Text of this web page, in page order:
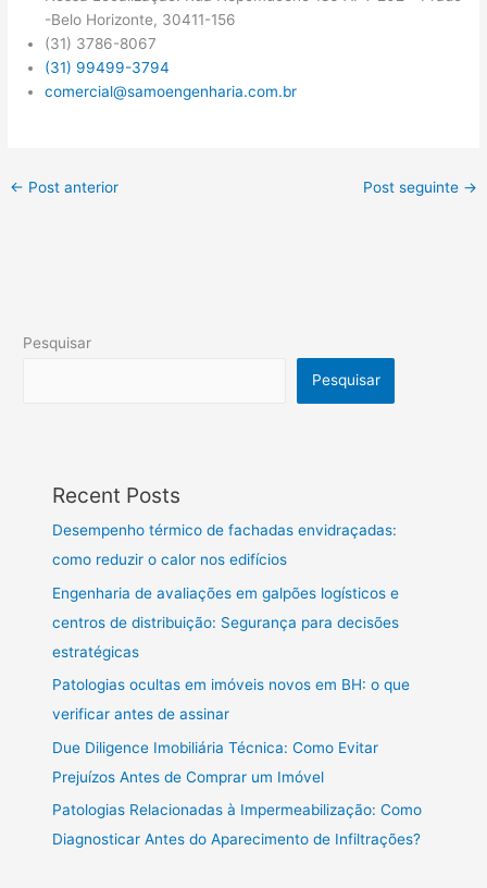
-Belo Horizonte, 30411-156
(31) 3786-8067
(31) 99499-3794
comercial@samoengenharia.com.br
← Post anterior Post seguinte →
Pesquisar
Pesquisar
Recent Posts
Desempenho térmico de fachadas envidraçadas:
como reduzir o calor nos edifícios
Engenharia de avaliações em galpões logísticos e
centros de distribuição: Segurança para decisões
estratégicas
Patologias ocultas em imóveis novos em BH: o que
verificar antes de assinar
Due Diligence Imobiliária Técnica: Como Evitar
Prejuízos Antes de Comprar um Imóvel
Patologias Relacionadas à Impermeabilização: Como
Diagnosticar Antes do Aparecimento de Infiltrações?